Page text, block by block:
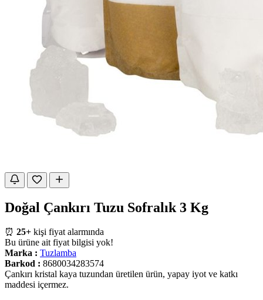
Doğal Çankırı Tuzu Sofralık 3 Kg
⏰ 25+ kişi fiyat alarmında
Bu ürüne ait fiyat bilgisi yok!
Marka : Tuzlamba
Barkod : 8680034283574
Çankırı kristal kaya tuzundan üretilen ürün, yapay iyot ve katkı
maddesi içermez.